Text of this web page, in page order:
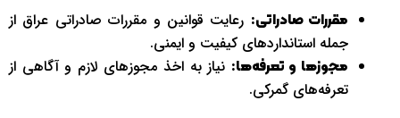
مقررات صادراتی: رعایت قوانین و مقررات صادراتی عراق از
جمله استانداردهای کیفیت و ایمنی.
مجوزها و تعرفه‌ها: نیاز به اخذ مجوزهای لازم و آگاهی از
تعرفه‌های گمرکی.